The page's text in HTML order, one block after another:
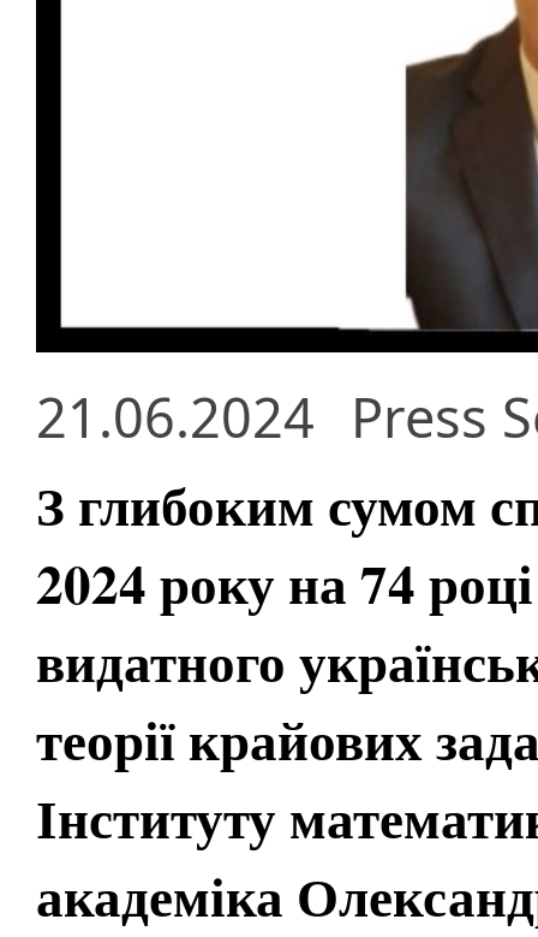
21.06.2024 Press
З глибоким сумом
2024 року на 74
видатного
теорії крайових
Інституту
академіка